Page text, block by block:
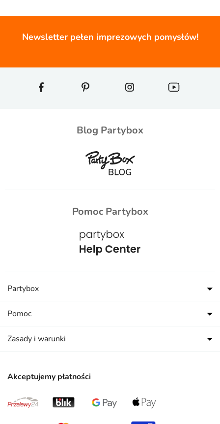
Newsletter pełen imprezowych pomysłów!
Blog Partybox
Pomoc Partybox
Akceptujemy płatności
Partybox
Pomoc
Zasady i warunki